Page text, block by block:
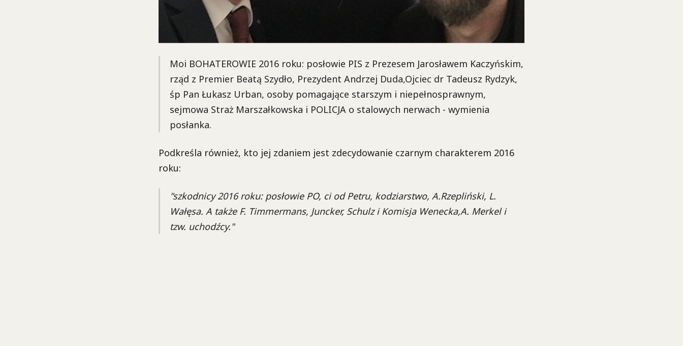
Moi BOHATEROWIE 2016 roku: posłowie PIS z Prezesem Jarosławem Kaczyńskim,
rząd z Premier Beatą Szydło, Prezydent Andrzej Duda,Ojciec dr Tadeusz Rydzyk,
śp Pan Łukasz Urban, osoby pomagające starszym i niepełnosprawnym,
sejmowa Straż Marszałkowska i POLICJA o stalowych nerwach - wymienia
posłanka.
Podkreśla również, kto jej zdaniem jest zdecydowanie czarnym charakterem 2016
roku:
"szkodnicy 2016 roku: posłowie PO, ci od Petru, kodziarstwo, A.Rzepliński, L.
Wałęsa. A także F. Timmermans, Juncker, Schulz i Komisja Wenecka,A. Merkel i
tzw. uchodźcy."